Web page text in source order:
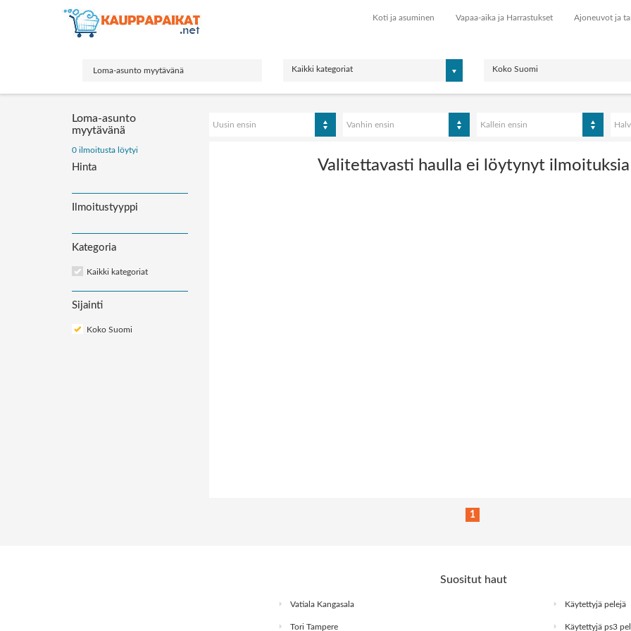
Koti ja asuminen Vapaa-aika ja Harrastukset Ajoneuvot ja
Kaikki kategoriat Koko Suomi
Loma-asunto
myytävänä
0 ilmoitusta löytyi
Hinta
Ilmoitustyyppi
Kategoria
Kaikki kategoriat
Sijainti
Koko Suomi
Järjestä
Uusin ensin Vanhin ensin Kallein ensin
Valitettavasti haulla ei löytynyt ilmoituksia
1
Suositut haut
Vatiala Kangasala
Tori Tampere
Käytettyjä pelejä
Käytettyjä ps3